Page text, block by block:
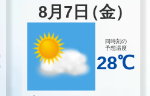
8月 7 日（金）
同時刻の
予想温度
28℃